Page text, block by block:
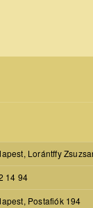
Lorántffy
14 94
Postafiók 194